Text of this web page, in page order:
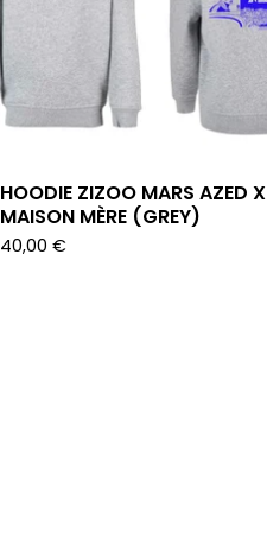
HOODIE ZIZOO MARS AZED X
MAISON MÈRE (GREY)
40,00 €